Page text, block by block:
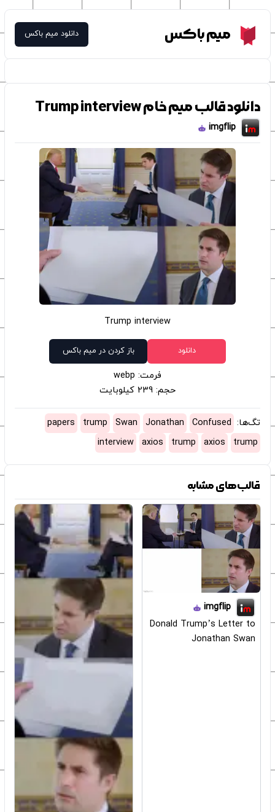
Meme Boxمیم باکس دانلود میم باکس
دانلود قالب میم خام Trump interview
imgflip
Trump interview
دانلود باز کردن در میم باکس
فرمت: webp
حجم: 239 کیلوبایت
تگ‌ها: Confused
Jonathan
Swan
trump
papers
trump
axios
trump
axios
interview
قالب‌های مشابه
imgflip
Donald Trump’s Letter to
Jonathan Swan